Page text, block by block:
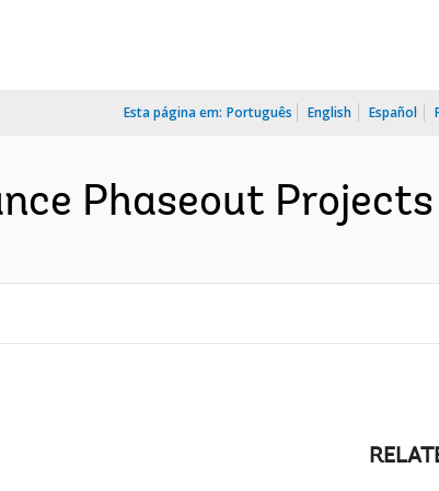
Esta página em: Português English Español
Phaseout Projects